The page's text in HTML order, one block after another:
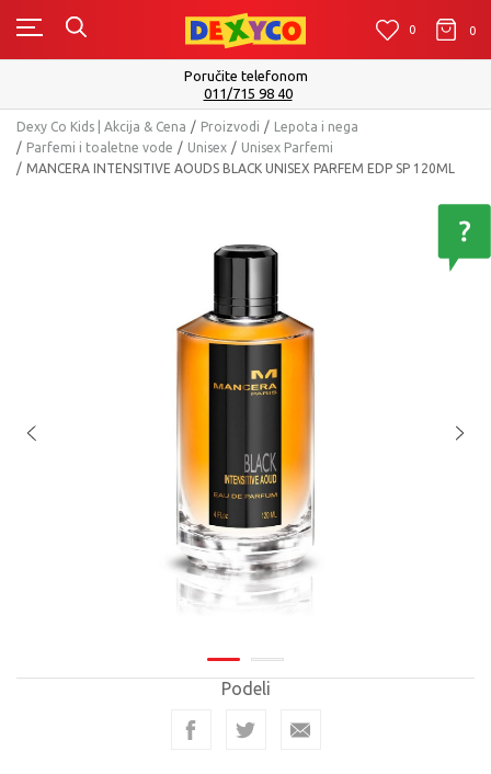
0 0 0
Poručite telefonom
011/715 98 40
Dexy Co Kids | Akcija & Cena Proizvodi
Lepota i nega
Parfemi i toaletne vode
Unisex
Unisex Parfemi
MANCERA INTENSITIVE AOUDS BLACK UNISEX PARFEM EDP SP 120ML
Podeli